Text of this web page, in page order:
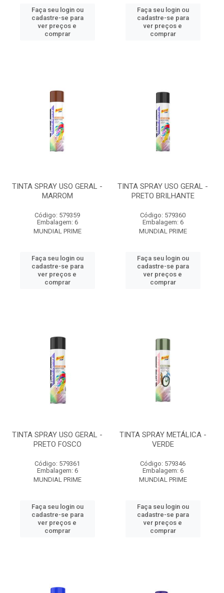
Faça seu login ou
cadastre-se para
ver preços e
comprar
Faça seu login ou
cadastre-se para
ver preços e
comprar
TINTA SPRAY USO GERAL -
MARROM
Código: 579359
Embalagem: 6
MUNDIAL PRIME
Faça seu login ou
cadastre-se para
ver preços e
comprar
TINTA SPRAY USO GERAL -
PRETO BRILHANTE
Código: 579360
Embalagem: 6
MUNDIAL PRIME
Faça seu login ou
cadastre-se para
ver preços e
comprar
TINTA SPRAY USO GERAL -
PRETO FOSCO
Código: 579361
Embalagem: 6
MUNDIAL PRIME
Faça seu login ou
cadastre-se para
ver preços e
comprar
TINTA SPRAY METÁLICA -
VERDE
Código: 579346
Embalagem: 6
MUNDIAL PRIME
Faça seu login ou
cadastre-se para
ver preços e
comprar